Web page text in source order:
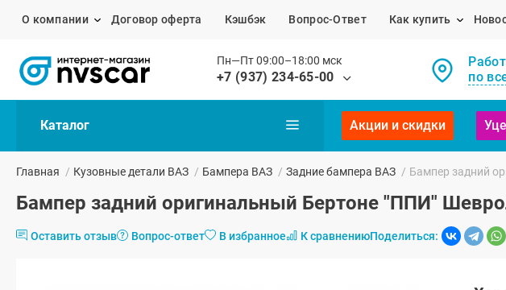
О компании Договор оферта Кэшбэк Вопрос-Ответ Как купить
Пн—Пт 09:00–18:00 мск
+7 (937) 234-65-00
по
Каталог Акции и скидки
Главная / Кузовные детали ВАЗ / Бампера ВАЗ / Задние бампера ВАЗ / Бампер задний
Бампер задний оригинальный Бертоне "ППИ"
Оставить отзыв Вопрос-ответ В избранное К сравнениюПоделиться: